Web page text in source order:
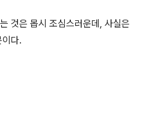
것은 몹시 조심스러운데, 사실은
다.